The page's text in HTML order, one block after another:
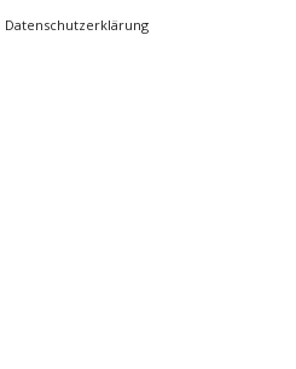
Datenschutzerklärung